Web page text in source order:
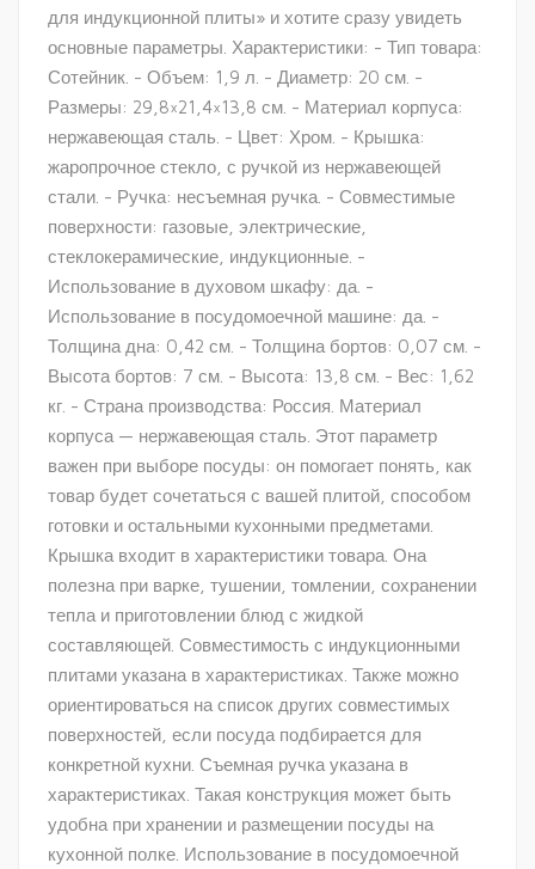
для индукционной плиты» и хотите сразу увидеть
основные параметры. Характеристики: - Тип товара:
Сотейник. - Объем: 1,9 л. - Диаметр: 20 см. -
Размеры: 29,8×21,4×13,8 см. - Материал корпуса:
нержавеющая сталь. - Цвет: Хром. - Крышка:
жаропрочное стекло, с ручкой из нержавеющей
стали. - Ручка: несъемная ручка. - Совместимые
поверхности: газовые, электрические,
стеклокерамические, индукционные. -
Использование в духовом шкафу: да. -
Использование в посудомоечной машине: да. -
Толщина дна: 0,42 см. - Толщина бортов: 0,07 см. -
Высота бортов: 7 см. - Высота: 13,8 см. - Вес: 1,62
кг. - Страна производства: Россия. Материал
корпуса — нержавеющая сталь. Этот параметр
важен при выборе посуды: он помогает понять, как
товар будет сочетаться с вашей плитой, способом
готовки и остальными кухонными предметами.
Крышка входит в характеристики товара. Она
полезна при варке, тушении, томлении, сохранении
тепла и приготовлении блюд с жидкой
составляющей. Совместимость с индукционными
плитами указана в характеристиках. Также можно
ориентироваться на список других совместимых
поверхностей, если посуда подбирается для
конкретной кухни. Съемная ручка указана в
характеристиках. Такая конструкция может быть
удобна при хранении и размещении посуды на
кухонной полке. Использование в посудомоечной